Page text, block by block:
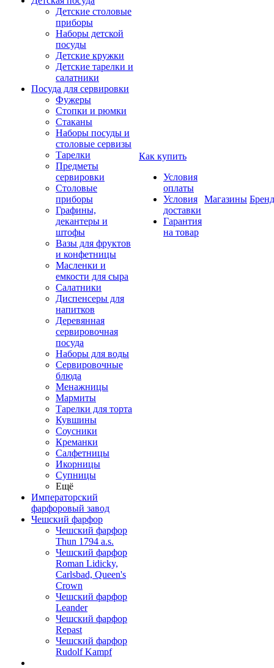
Детские столовые
приборы
Наборы детской
посуды
Детские кружки
Детские тарелки и
салатники
Посуда для сервировки
Фужеры
Стопки и рюмки
Стаканы
Наборы посуды и
столовые сервизы
Тарелки
Предметы
сервировки
Столовые
приборы
Графины,
декантеры и
штофы
Вазы для фруктов
и конфетницы
Масленки и
емкости для сыра
Салатники
Диспенсеры для
напитков
Деревянная
сервировочная
посуда
Наборы для воды
Сервировочные
блюда
Менажницы
Мармиты
Тарелки для торта
Кувшины
Соусники
Креманки
Салфетницы
Икорницы
Супницы
Ещё
Императорский
фарфоровый завод
Чешский фарфор
Чешский фарфор
Thun 1794 a.s.
Чешский фарфор
Roman Lidicky,
Carlsbad, Queen's
Crown
Чешский фарфор
Leander
Чешский фарфор
Repast
Чешский фарфор
Rudolf Kampf
Как купить
Условия
оплаты
Условия
доставки
Гарантия
на товар
Магазины